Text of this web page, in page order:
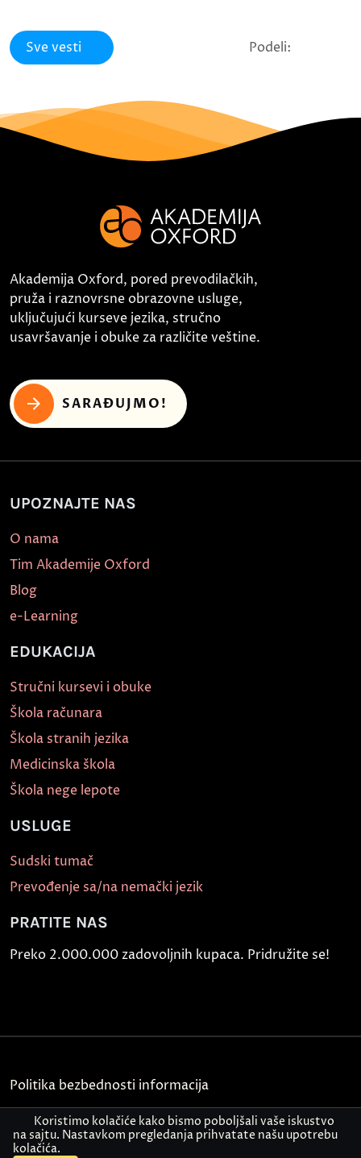
Sve vesti Podeli:
Akademija Oxford, pored prevodilačkih,
pruža i raznovrsne obrazovne usluge,
uključujući kurseve jezika, stručno
usavršavanje i obuke za različite veštine.
SARAĐUJMO!
UPOZNAJTE NAS
O nama
Tim Akademije Oxford
Blog
e-Learning
EDUKACIJA
Stručni kursevi i obuke
Škola računara
Škola stranih jezika
Medicinska škola
Škola nege lepote
USLUGE
Sudski tumač
Prevođenje sa/na nemački jezik
PRATITE NAS
Preko 2.000.000 zadovoljnih kupaca. Pridružite se!
Politika bezbednosti informacija
Kontakt
Koristimo kolačiće kako bismo poboljšali vaše iskustvo
na sajtu. Nastavkom pregledanja prihvatate našu upotrebu
kolačića.